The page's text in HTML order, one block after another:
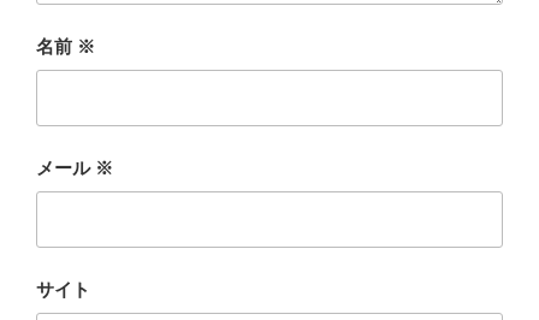
名前 ※
メール ※
サイト